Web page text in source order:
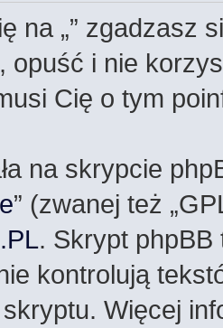
na „” zgadzasz
opuść i nie
Cię o tym
na skrypcie
” (zwanej też
. Skrypt phpBB
kontrolują
Więcej